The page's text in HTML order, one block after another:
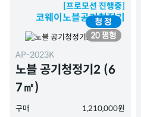
[프로모션 진행중]
코웨이노블공기청정기
AP-2023K
노블 공기청정기2 (6
7㎡)
구매
1,210,000원